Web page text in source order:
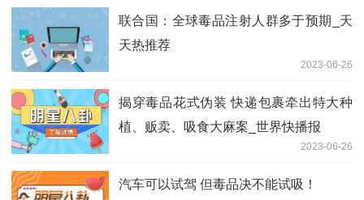
联合国：全球毒品注射人群多于预期_天
天热推荐
2023-06-26
揭穿毒品花式伪装 快递包裹牵出特大种
植、贩卖、吸食大麻案_世界快播报
2023-06-26
汽车可以试驾 但毒品决不能试吸！